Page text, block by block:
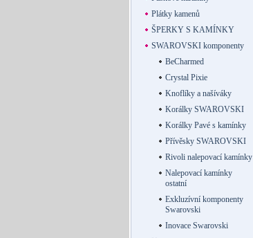
Plátky kamenů
ŠPERKY S KAMÍNKY
SWAROVSKI komponenty
BeCharmed
Crystal Pixie
Knoflíky a našíváky
Korálky SWAROVSKI
Korálky Pavé s kamínky
Přívěsky SWAROVSKI
Rivoli nalepovací kamínky
Nalepovací kamínky
ostatní
Exkluzívní komponenty
Swarovski
Inovace Swarovski